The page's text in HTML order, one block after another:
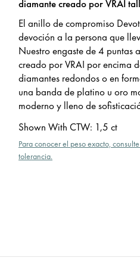
diamante creado por VRAI
El anillo de compromiso
devoción a la persona que
Nuestro engaste de 4 puntas
creado por VRAI por encima
diamantes redondos o en
una banda de platino u oro
moderno y lleno de
Shown With CTW: 1,5 ct
Para conocer el peso exacto,
tolerancia.